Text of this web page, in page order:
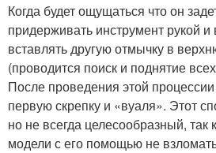
Когда будет ощущаться что он
придерживать инструмент рукой
вставлять другую отмычку в
(проводится поиск и поднятие
После проведения этой
первую скрепку и «вуаля». Этот
но не всегда целесообразный,
модели с его помощью не